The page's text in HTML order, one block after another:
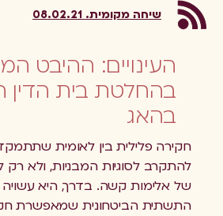
שיחה מקומית. 08.02.21
העינויים: ההיבט
בהחלטת בית הדין
בהאג
חקירה פלילית בין לאומית שתתמקד
להתקרב לסוגיות המבניות, ולא רק
של אלימות קשה. בדרך, היא עשויה
התשתית הביטחונית שמאפשרת